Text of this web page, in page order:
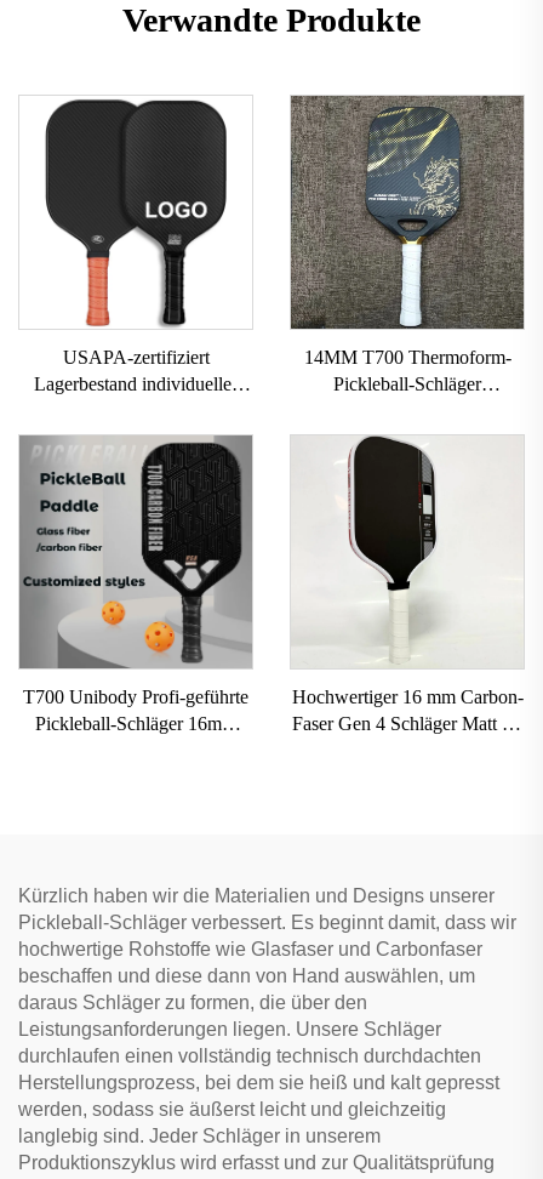
Verwandte Produkte
USAPA-zertifiziert
Lagerbestand individuelles
Pickleball-Schläger
Kohlefaseroberfläche T700
Rohkarbonfaser-Pickleball-
Schläger 2024
14MM T700 Thermoform-
Pickleball-Schläger
Pickleball-Schläger mit
grobem Profil USAPA-
zertifizierter Pickleball-
Schläger
T700 Unibody Profi-geführte
Pickleball-Schläger 16mm
Hochwertiger 16 mm Carbon-
Faser Gen 4 Schläger Matt für
Kürzlich haben wir die Materialien und Designs unserer
Pickleball-Schläger verbessert. Es beginnt damit, dass wir
hochwertige Rohstoffe wie Glasfaser und Carbonfaser
beschaffen und diese dann von Hand auswählen, um
daraus Schläger zu formen, die über den
Leistungsanforderungen liegen. Unsere Schläger
durchlaufen einen vollständig technisch durchdachten
Herstellungsprozess, bei dem sie heiß und kalt gepresst
werden, sodass sie äußerst leicht und gleichzeitig
langlebig sind. Jeder Schläger in unserem
Produktionszyklus wird erfasst und zur Qualitätsprüfung